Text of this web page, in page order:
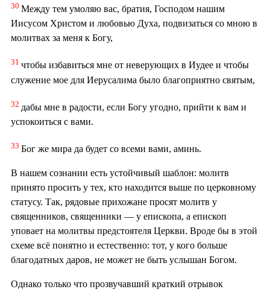
30 Между тем умоляю вас, братия, Господом нашим
Иисусом Христом и любовью Духа, подвизаться со мною в
молитвах за меня к Богу,
31 чтобы избавиться мне от неверующих в Иудее и чтобы
служение мое для Иерусалима было благоприятно святым,
32 дабы мне в радости, если Богу угодно, прийти к вам и
успокоиться с вами.
33 Бог же мира да будет со всеми вами, аминь.
В нашем сознании есть устойчивый шаблон: молитв
принято просить у тех, кто находится выше по церковному
статусу. Так, рядовые прихожане просят молитв у
священников, священники — у епископа, а епископ
уповает на молитвы предстоятеля Церкви. Вроде бы в этой
схеме всё понятно и естественно: тот, у кого больше
благодатных даров, не может не быть услышан Богом.
Однако только что прозвучавший краткий отрывок